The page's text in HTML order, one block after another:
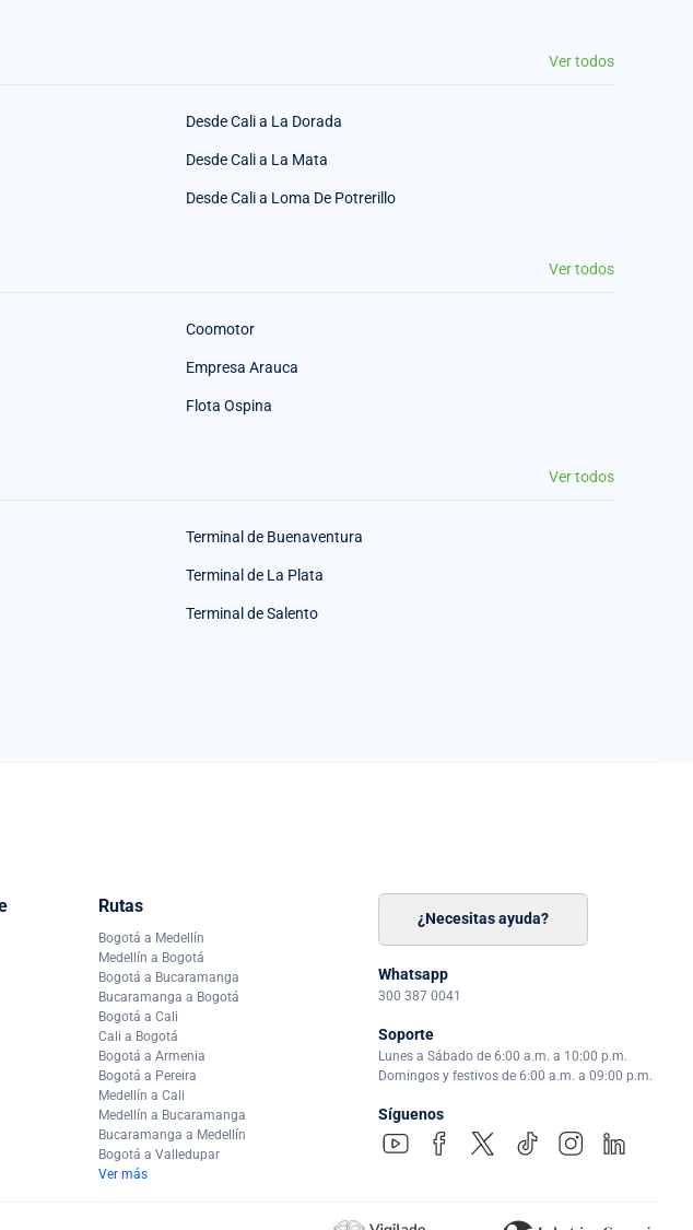
Ver todos
Desde Cali a La Dorada
Desde Cali a La Mata
Desde Cali a Loma De Potrerillo
Ver todos
Coomotor
Empresa Arauca
Flota Ospina
Ver todos
Terminal de Buenaventura
Terminal de La Plata
Terminal de Salento
Rutas
Bogotá a Medellín
Medellín a Bogotá
Bogotá a Bucaramanga
Bucaramanga a Bogotá
Bogotá a Cali
Cali a Bogotá
Bogotá a Armenia
Bogotá a Pereira
Medellín a Cali
Medellín a Bucaramanga
Bucaramanga a Medellín
Bogotá a Valledupar
Ver más
¿Necesitas ayuda?
Whatsapp
300 387 0041
Soporte
Lunes a Sábado de 6:00 a.m. a 10:00 p.m.
Domingos y festivos de 6:00 a.m. a 09:00 p.m.
Síguenos